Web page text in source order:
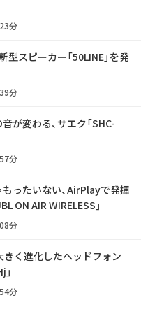
分
型スピーカー「50LINE」を発
分
が変わる、サエク「SHC-
分
ったいない、AirPlayで発揮
ON AIR WIRELESS」
分
きく進化したヘッドフォン
分